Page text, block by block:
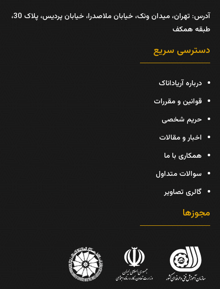
آدرس:
تهران، میدان ونک، خیابان ملاصدرا، خیابان پردیس، پلاک 30،
طبقه همکف
دسترسی سریع
درباره آریاداناک
قوانین و مقررات
حریم شخصی
اخبار و مقالات
همکاری با ما
سوالات متداول
گالری تصاویر
مجوزها